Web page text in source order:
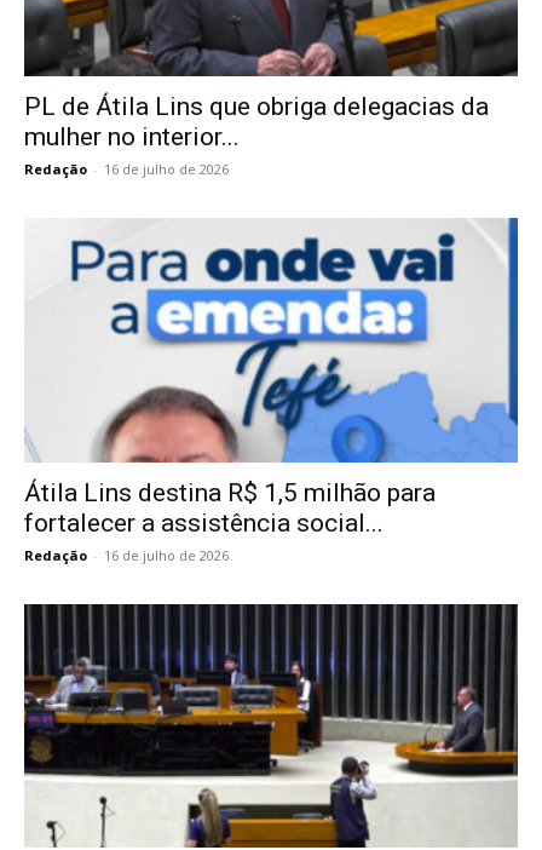
PL de Átila Lins que obriga delegacias da
mulher no interior...
Redação - 16 de julho de 2026
Átila Lins destina R$ 1,5 milhão para
fortalecer a assistência social...
Redação - 16 de julho de 2026